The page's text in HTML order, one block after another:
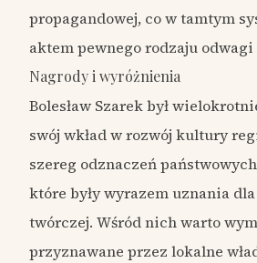
propagandowej, co w tamtym
aktem pewnego rodzaju
Nagrody i wyróżnienia
Bolesław Szarek był
swój wkład w rozwój kultury
szereg odznaczeń
które były wyrazem uznania
twórczej. Wśród nich warto
przyznawane przez lokalne